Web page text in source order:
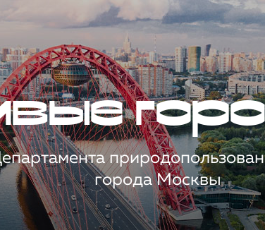
города Москвы